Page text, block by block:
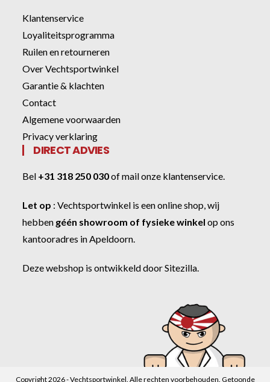
Klantenservice
Loyaliteitsprogramma
Ruilen en retourneren
Over Vechtsportwinkel
Garantie & klachten
Contact
Algemene voorwaarden
Privacy verklaring
DIRECT ADVIES
Bel +31 318 250 030ofmail onze klantenservice.
Let op :Vechtsportwinkel is een online shop, wij
hebben géén showroom of fysieke winkel op ons
kantooradres in Apeldoorn.
Deze webshop is ontwikkeld doorSitezilla.
Copyright 2026 - Vechtsportwinkel. Alle rechten voorbehouden. Getoonde